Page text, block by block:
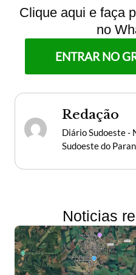
Clique aqui e faça
no
ENTRAR NO
Redação
Diário Sudoeste -
Sudoeste do
Noticias